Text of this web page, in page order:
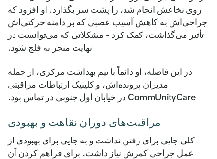
روی نخاعش انجام شد، را پشت سر بگذارد. او افزود که
جراحی‌اش به کاهش آسیب عصبی که بر دامنه حرکتی‌اش
تأثیر می‌گذاشت، کمک کرد - مشکلاتی که می‌توانست در
نهایت منجر به فلج شود.
در این فاصله، او دائماً با تیم بهداشت مرکزی، از جمله
مدیران پرونده‌اش، و کلینیک ارتباطات مراقبتی
CommUnityCare در خیابان اول جنوبی در تماس بود.
مراقبت‌های دوران نقاهت و بهبودی
کلی جایی برای رفتن نداشت و به جایی برای بهبودی از
عمل جراحی کمرش نیاز داشت. برای فراهم کردن آن